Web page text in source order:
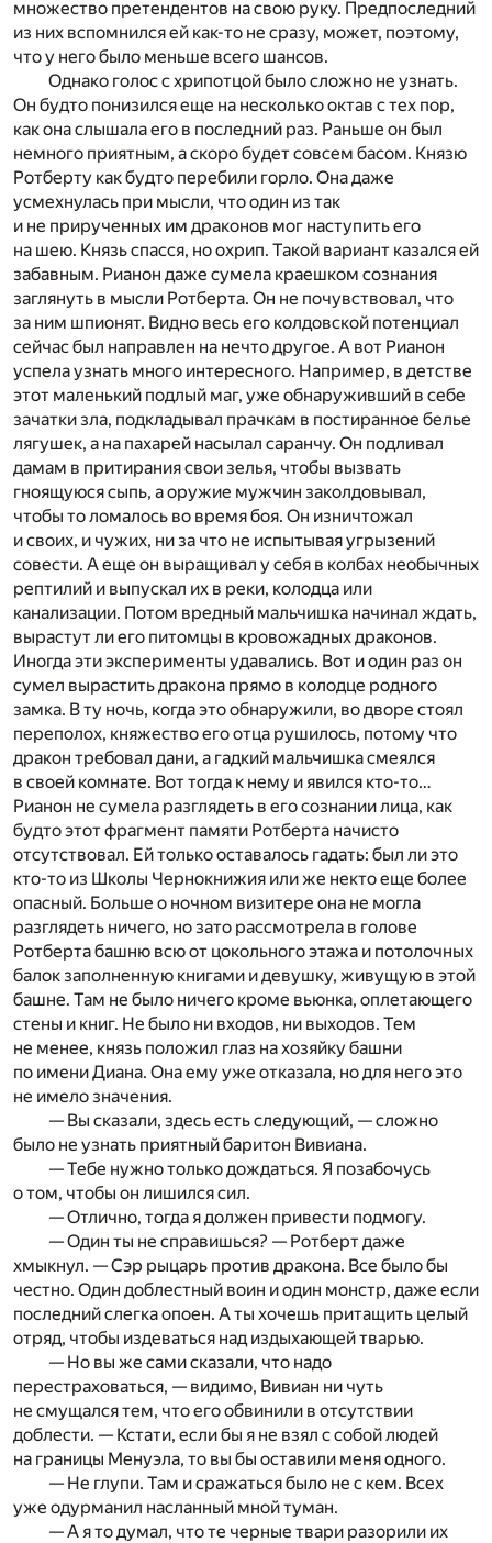
множество претендентов на свою руку. Предпоследний
из них вспомнился ей как-то не сразу, может, поэтому,
что у него было меньше всего шансов.
Однако голос с хрипотцой было сложно не узнать.
Он будто понизился еще на несколько октав с тех пор,
как она слышала его в последний раз. Раньше он был
немного приятным, а скоро будет совсем басом. Князю
Ротберту как будто перебили горло. Она даже
усмехнулась при мысли, что один из так
и не прирученных им драконов мог наступить его
на шею. Князь спасся, но охрип. Такой вариант казался ей
забавным. Рианон даже сумела краешком сознания
заглянуть в мысли Ротберта. Он не почувствовал, что
за ним шпионят. Видно весь его колдовской потенциал
сейчас был направлен на нечто другое. А вот Рианон
успела узнать много интересного. Например, в детстве
этот маленький подлый маг, уже обнаруживший в себе
зачатки зла, подкладывал прачкам в постиранное белье
лягушек, а на пахарей насылал саранчу. Он подливал
дамам в притирания свои зелья, чтобы вызвать
гноящуюся сыпь, а оружие мужчин заколдовывал,
чтобы то ломалось во время боя. Он изничтожал
и своих, и чужих, ни за что не испытывая угрызений
совести. А еще он выращивал у себя в колбах необычных
рептилий и выпускал их в реки, колодца или
канализации. Потом вредный мальчишка начинал ждать,
вырастут ли его питомцы в кровожадных драконов.
Иногда эти эксперименты удавались. Вот и один раз он
сумел вырастить дракона прямо в колодце родного
замка. В ту ночь, когда это обнаружили, во дворе стоял
переполох, княжество его отца рушилось, потому что
дракон требовал дани, а гадкий мальчишка смеялся
в своей комнате. Вот тогда к нему и явился кто-то…
Рианон не сумела разглядеть в его сознании лица, как
будто этот фрагмент памяти Ротберта начисто
отсутствовал. Ей только оставалось гадать: был ли это
кто-то из Школы Чернокнижия или же некто еще более
опасный. Больше о ночном визитере она не могла
разглядеть ничего, но зато рассмотрела в голове
Ротберта башню всю от цокольного этажа и потолочных
балок заполненную книгами и девушку, живущую в этой
башне. Там не было ничего кроме вьюнка, оплетающего
стены и книг. Не было ни входов, ни выходов. Тем
не менее, князь положил глаз на хозяйку башни
по имени Диана. Она ему уже отказала, но для него это
не имело значения.
— Вы сказали, здесь есть следующий, — сложно
было не узнать приятный баритон Вивиана.
— Тебе нужно только дождаться. Я позабочусь
о том, чтобы он лишился сил.
— Отлично, тогда я должен привести подмогу.
— Один ты не справишься? — Ротберт даже
хмыкнул. — Сэр рыцарь против дракона. Все было бы
честно. Один доблестный воин и один монстр, даже если
последний слегка опоен. А ты хочешь притащить целый
отряд, чтобы издеваться над издыхающей тварью.
— Но вы же сами сказали, что надо
перестраховаться, — видимо, Вивиан ни чуть
не смущался тем, что его обвинили в отсутствии
доблести. — Кстати, если бы я не взял с собой людей
на границы Менуэла, то вы бы оставили меня одного.
— Не глупи. Там и сражаться было не с кем. Всех
уже одурманил насланный мной туман.
— А я то думал, что те черные твари разорили их